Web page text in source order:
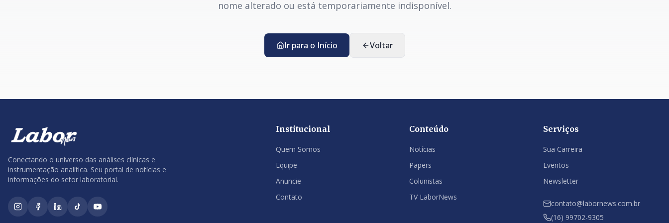
nome alterado ou está temporariamente indisponível.
Ir para o Início Voltar
Conectando o universo das análises clínicas e
instrumentação analítica. Seu portal de notícias e
informações do setor laboratorial.
Institucional
Quem Somos
Equipe
Anuncie
Contato
Conteúdo
Notícias
Papers
Colunistas
TV LaborNews
Serviços
Sua Carreira
Eventos
Newsletter
contato@labornews.com.br
(16) 99702-9305